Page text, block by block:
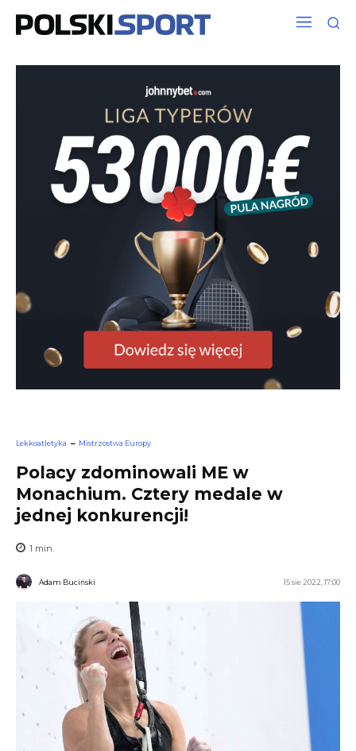
Lekkoatletyka Mistrzostwa Europy
Polacy zdominowali ME w
Monachium. Cztery medale w
jednej konkurencji!
1 min.
Adam Buciński 15 sie 2022, 17:00